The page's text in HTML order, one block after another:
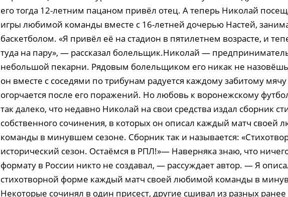
его тогда 12-летним пацаном привёл отец. А теперь Николай
игры любимой команды вместе с 16-летней дочерью Настей,
баскетболом. «Я привёл её на стадион в пятилетнем возрасте, и
туда на пару», — рассказал болельщик.Николай —
небольшой пекарни. Рядовым болельщиком его никак не
он вместе с соседями по трибунам радуется каждому забитому
огорчается после его поражений. Но любовь к воронежскому
так далеко, что недавно Николай на свои средства издал сборник
собственного сочинения, в которых он описал каждый матч своей
команды в минувшем сезоне. Сборник так и называется:
исторический сезон. Остаёмся в РПЛ!»— Наверняка знаю, что
формату в России никто не создавал, — рассуждает автор. — Я
стихотворной форме каждый матч своей любимой команды в
Некоторые сочинял в один присест, другие сшивал из разных